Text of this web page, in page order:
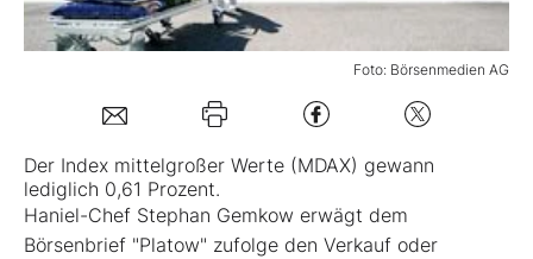
Kontakt
Foto: Börsenmedien AG
Der Index mittelgroßer Werte (MDAX) gewann
lediglich 0,61 Prozent.
Haniel-Chef Stephan Gemkow erwägt dem
Börsenbrief "Platow" zufolge den Verkauf oder